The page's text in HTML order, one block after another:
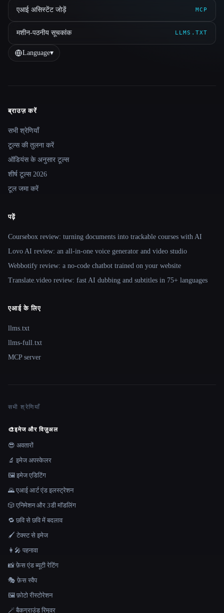
एआई असिस्टेंट जोड़ें MCP
मशीन-पठनीय सूचकांक LLMS.TXT
Language▾
Site navigation
ब्राउज़ करें
सभी श्रेणियाँ
टूल्स की तुलना करें
ऑडियंस के अनुसार टूल्स
शीर्ष टूल्स 2026
टूल जमा करें
पढ़ें
Coursebox review: turning documents into trackable courses with AI
Lovo AI review: an all-in-one voice generator and video studio
Webbotify review: a no-code chatbot trained on your website
Translate.video review: fast AI dubbing and subtitles in 75+ languages
एआई के लिए
llms.txt
llms-full.txt
MCP server
सभी श्रेणियाँ
🎨इमेज और विज़ुअल
😎 अवतारों
🔬 इमेज अपस्केलर
🖼️ इमेज एडिटिंग
🌄 एआई आर्ट एंड इलस्ट्रेशन
🎲 एनिमेशन और 3डी मॉडलिंग
🔁 छवि से छवि में बदलाव
🖌️ टेक्स्ट से इमेज
👩‍🎤 पहनावा
📸 फ़ेस एंड ब्यूटी रेटिंग
🎭 फ़ेस स्वैप
🖼️ फ़ोटो रीस्टोरेशन
🪄 बैकग्राउंड रिमूवर